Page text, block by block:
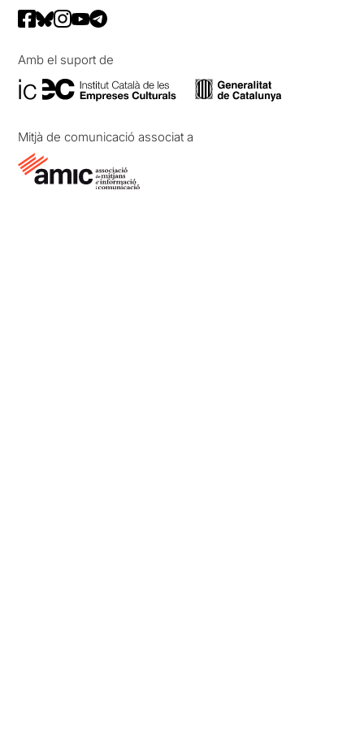
Amb el suport de
Mitjà de comunicació associat a